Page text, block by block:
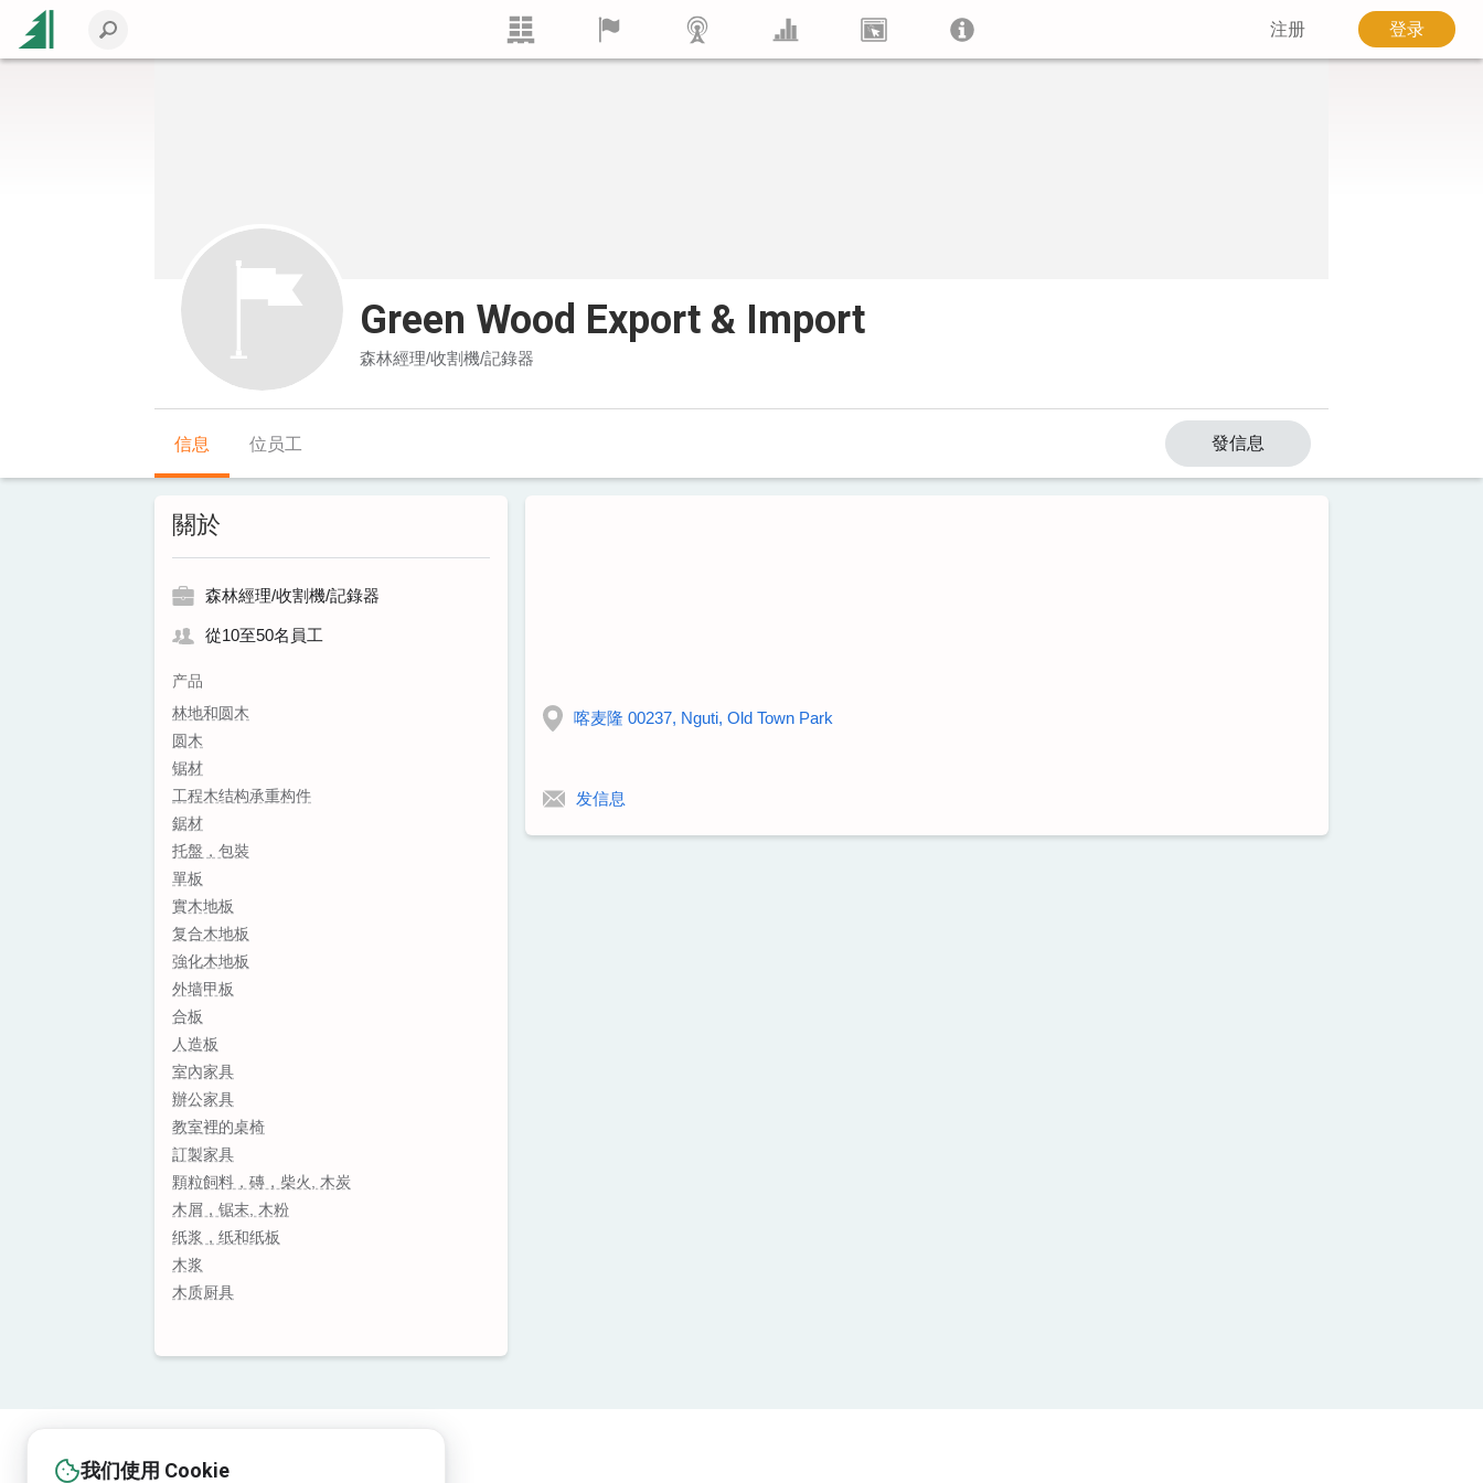
注册 登录
Green Wood Export & Import
森林經理/收割機/記錄器
信息 位员工 發信息
關於
森林經理/收割機/記錄器
從10至50名員工
产品
林地和圆木
圆木
锯材
工程木结构承重构件
鋸材
托盤，包裝
單板
實木地板
复合木地板
強化木地板
外墙甲板
合板
人造板
室內家具
辦公家具
教室裡的桌椅
訂製家具
顆粒飼料，磚，柴火, 木炭
木屑，锯末, 木粉
纸浆，纸和纸板
木浆
木质厨具
喀麦隆 00237, Nguti, Old Town Park
发信息
我们使用 Cookie